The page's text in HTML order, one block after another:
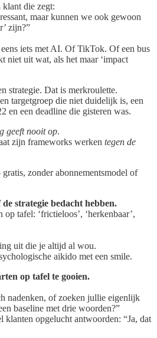
die zegt:
maar kunnen we ook gewoon
zijn?”
iets met AI. Of TikTok. Of een bus
niet uit wat, als het maar ‘impact
strategie. Dat is merkroulette.
targetgroep die niet duidelijk is, een
en een deadline die gisteren was.
geeft nooit op.
zijn frameworks werken tegen de
zonder abonnementsmodel of
strategie bedacht hebben.
tafel: ‘frictieloos’, ‘herkenbaar’,
uit die je altijd al wou.
aikido met een smile.
op tafel te gooien.
nadenken, of zoeken jullie eigenlijk
baseline met drie woorden?”
klanten opgelucht antwoorden: “Ja, dat